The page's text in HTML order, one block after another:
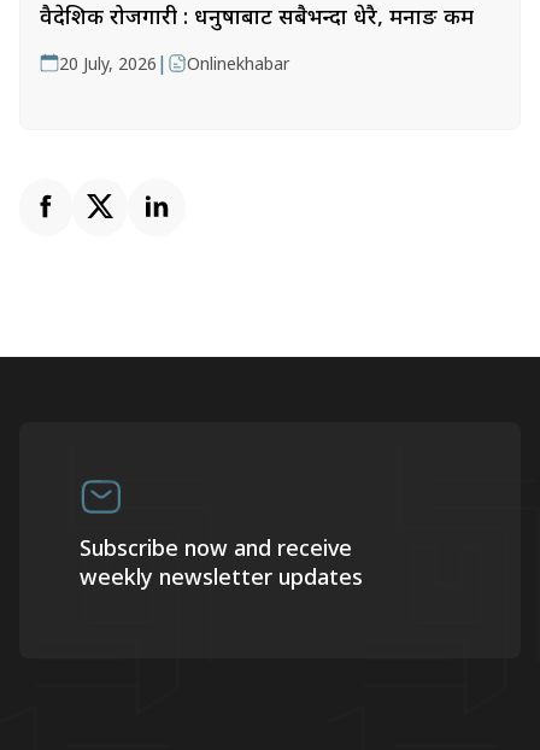
वैदेशिक रोजगारी : धनुषाबाट सबैभन्दा धेरै, मनाङ कम
20 July, 2026 | Onlinekhabar
Subscribe now and receive
weekly newsletter updates